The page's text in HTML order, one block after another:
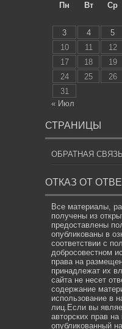
Пн
Вт Ср
3
4 5
10
11 12
17
18 19
24
25 26
31
« Июл
СТРАНИЦЫ
ОБРАТНАЯ СВЯЗЬ
ОТКАЗ ОТ
Все материалы,
получены из
предоставлены
опубликованы в
соответствии с
добросовестном
права на
принадлежат их
сайта не несет
содержание
использование в
лиц.Если вы
авторских прав
опубликованный